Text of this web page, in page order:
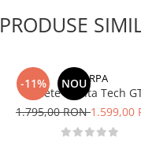
PRODUSE
-11% NOU
SCARPA
Ghete Manta Tech
1.795,00 RON1.599,00